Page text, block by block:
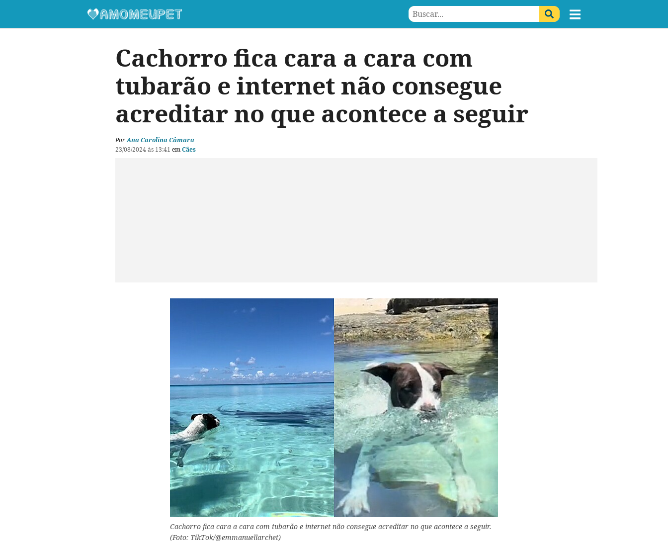
Cachorro fica cara a cara com
tubarão e internet não consegue
acreditar no que acontece a seguir
PorAna Carolina Câmara
23/08/2024 às 13:41 emCães
Cachorro fica cara a cara com tubarão e internet não consegue acreditar no que acontece a seguir.
(Foto: TikTok/@emmanuellarchet)